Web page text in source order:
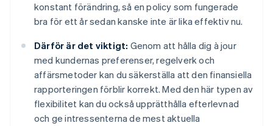
konstant förändring, så en policy som fungerade
bra för ett år sedan kanske inte är lika effektiv nu.
Därför är det viktigt: Genom att hålla dig à jour
med kundernas preferenser, regelverk och
affärsmetoder kan du säkerställa att den finansiella
rapporteringen förblir korrekt. Med den här typen av
flexibilitet kan du också upprätthålla efterlevnad
och ge intressenterna de mest aktuella